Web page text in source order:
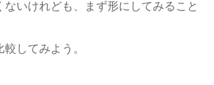
ないけれども、まず形にしてみること
してみよう。